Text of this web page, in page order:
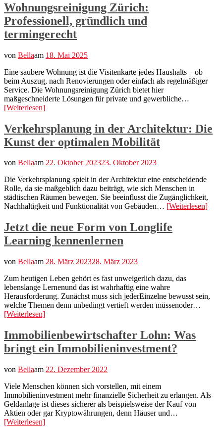
Wohnungsreinigung Zürich:
Professionell, gründlich und
termingerecht
von Bellaam 18. Mai 2025
Eine saubere Wohnung ist die Visitenkarte jedes Haushalts – ob
beim Auszug, nach Renovierungen oder einfach als regelmäßiger
Service. Die Wohnungsreinigung Zürich bietet hier
maßgeschneiderte Lösungen für private und gewerbliche…
[Weiterlesen]
Verkehrsplanung in der Architektur: Die
Kunst der optimalen Mobilität
von Bellaam 22. Oktober 202323. Oktober 2023
Die Verkehrsplanung spielt in der Architektur eine entscheidende
Rolle, da sie maßgeblich dazu beiträgt, wie sich Menschen in
städtischen Räumen bewegen. Sie beeinflusst die Zugänglichkeit,
Nachhaltigkeit und Funktionalität von Gebäuden… [Weiterlesen]
Jetzt die neue Form von Longlife
Learning kennenlernen
von Bellaam 28. März 202328. März 2023
Zum heutigen Leben gehört es fast unweigerlich dazu, das
lebenslange Lernenund das ist wahrhaftig eine wahre
Herausforderung. Zunächst muss sich jederEinzelne bewusst sein,
welche Themen denn unbedingt vertieft werden müssenoder…
[Weiterlesen]
Immobilienbewirtschafter Lohn: Was
bringt ein Immobilieninvestment?
von Bellaam 22. Dezember 2022
Viele Menschen können sich vorstellen, mit einem
Immobilieninvestment mehr finanzielle Sicherheit zu erlangen. Als
Geldanlage ist dieses sicherer als beispielsweise der Kauf von
Aktien oder gar Kryptowährungen, denn Häuser und…
[Weiterlesen]